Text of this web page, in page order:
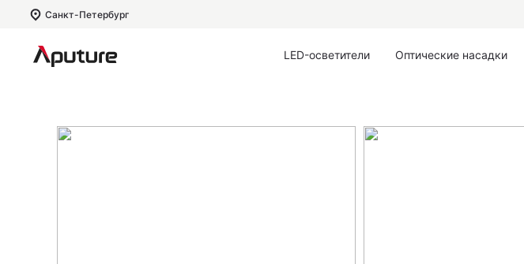
Санкт-Петербург
LED-осветители Оптические насадки